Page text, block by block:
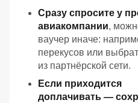
Сразу спросите у
авиакомпании,
ваучер иначе:
перекусов или
из партнёрской сети.
Если приходится
доплачивать —